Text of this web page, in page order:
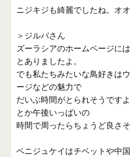
ニジキジも綺麗でしたね。オ
＞ジルバさん
ズーラシアのホームページに
とありましたよ。
でも私たちみたいな鳥好きは
ージなどの魅力で
だいぶ時間がとられそうです
とか午後いっぱいの
時間で周ったらちょうど良さ
ベニジュケイはチベットや中